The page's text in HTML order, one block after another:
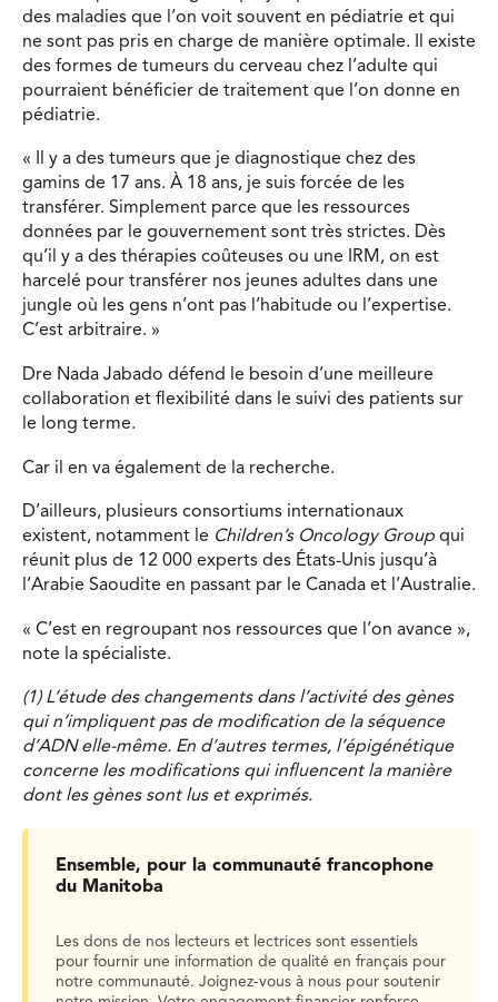
des maladies que l’on voit souvent en pédiatrie et qui
ne sont pas pris en charge de manière optimale. Il existe
des formes de tumeurs du cerveau chez l’adulte qui
pourraient bénéficier de traitement que l’on donne en
pédiatrie.
« Il y a des tumeurs que je diagnostique chez des
gamins de 17 ans. À 18 ans, je suis forcée de les
transférer. Simplement parce que les ressources
données par le gouvernement sont très strictes. Dès
qu’il y a des thérapies coûteuses ou une IRM, on est
harcelé pour transférer nos jeunes adultes dans une
jungle où les gens n’ont pas l’habitude ou l’expertise.
C’est arbitraire. »
Dre Nada Jabado défend le besoin d’une meilleure
collaboration et flexibilité dans le suivi des patients sur
le long terme.
Car il en va également de la recherche.
D’ailleurs, plusieurs consortiums internationaux
existent, notamment le Children’s Oncology Group qui
réunit plus de 12 000 experts des États-Unis jusqu’à
l’Arabie Saoudite en passant par le Canada et l’Australie.
« C’est en regroupant nos ressources que l’on avance »,
note la spécialiste.
(1) L’étude des changements dans l’activité des gènes
qui n’impliquent pas de modification de la séquence
d’ADN elle-même. En d’autres termes, l’épigénétique
concerne les modifications qui influencent la manière
dont les gènes sont lus et exprimés.
Ensemble, pour la communauté francophone
du Manitoba
Les dons de nos lecteurs et lectrices sont essentiels
pour fournir une information de qualité en français pour
notre communauté. Joignez-vous à nous pour soutenir